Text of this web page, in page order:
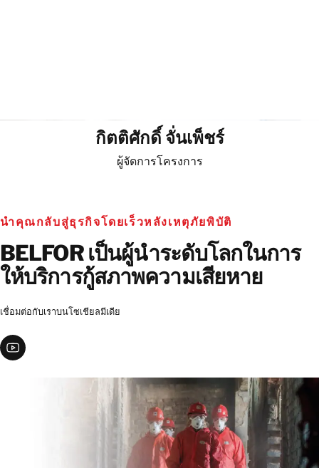
กิตติศักดิ์ จั่นเพ็ชร์
ผู้จัดการโครงการ
นำคุณกลับสู่ธุรกิจโดยเร็วหลังเหตุภัยพิบัติ
BELFOR เป็นผู้นำระดับโลกในการ
ให้บริการกู้สภาพความเสียหาย
เชื่อมต่อกับเราบนโซเชียลมีเดีย